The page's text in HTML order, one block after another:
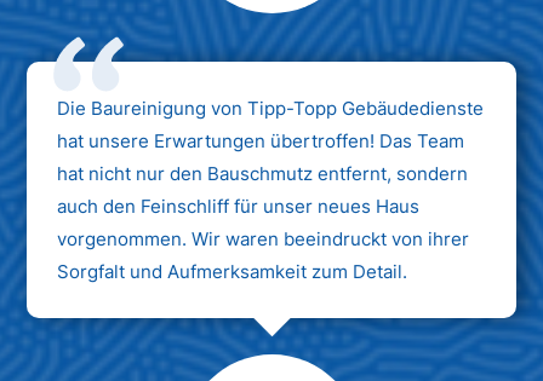
Max Mustermann
Unternehmen AG
Die Baureinigung von Tipp-Topp Gebäudedienste
hat unsere Erwartungen übertroffen! Das Team
hat nicht nur den Bauschmutz entfernt, sondern
auch den Feinschliff für unser neues Haus
vorgenommen. Wir waren beeindruckt von ihrer
Sorgfalt und Aufmerksamkeit zum Detail.